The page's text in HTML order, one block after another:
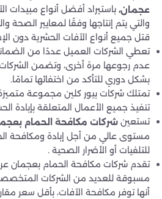
عجمان، باستيراد أفضل أنواع مبيدات
والتي يتم إنتاجها وفقًا لمعايير الصحة
قتل جميع أنواع الآفات الحشرية دون
تعطي الشركات العميل عددًا من
عدم رجوعها مرة أخرى، وتضمن الشركات
بشكل دوري للتأكد من اختفائها تمامًا.
تمتلك شركات بيور كلين مجموعة
تنفيذ جميع الأعمال المتعلقة بإبادة
تستعين شركات مكافحة الحمام
مستوى عالي من أجل إبادة ومكافحة
للتلفيات أو الأضرار الصحية .
تقدم شركات مكافحة الحمام بعجمان
مسبوقة للعديد من الشركات
أنها توفر مكافحة الآفات، بأقل سعر